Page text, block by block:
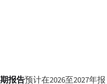
报告预计在2026至2027年报